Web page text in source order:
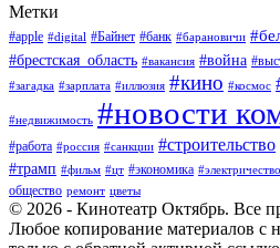
Метки
#apple #digital #Байнет #банк #барановичи
#брестская_область #вакансия #война
#загадка #зарплата #иллюзия #кино #космос
#недвижимость #новости
#работа #россия #санкции #строительство
#трамп #фильм #цт #экономика #электричество
общество ремонт цветы
© 2026 - Кинотеатр Октябрь. Все
Любое копирование материалов с